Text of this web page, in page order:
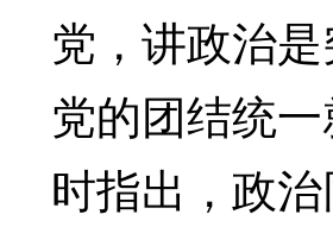
党，讲政治
党的团结统
时指出，政